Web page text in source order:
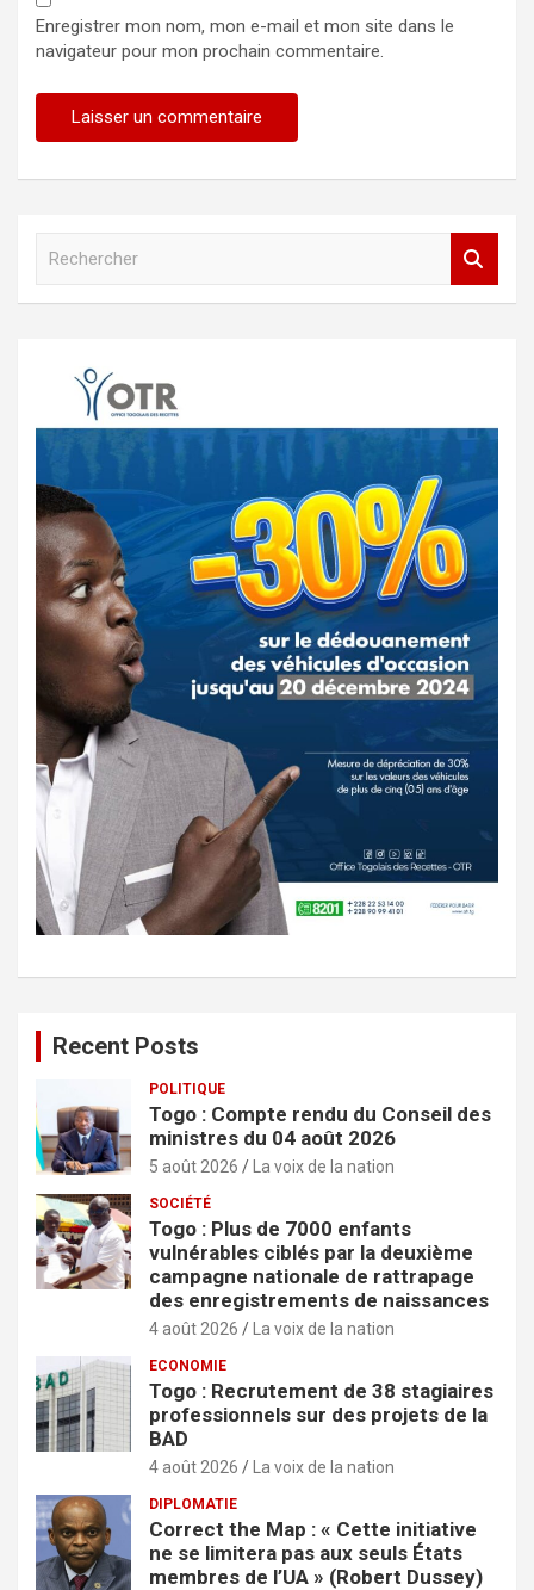
Enregistrer mon nom, mon e-mail et mon site dans le
navigateur pour mon prochain commentaire.
Recent Posts
POLITIQUE
Togo : Compte rendu du Conseil des
ministres du 04 août 2026
5 août 2026 La voix de la nation
SOCIÉTÉ
Togo : Plus de 7000 enfants
vulnérables ciblés par la deuxième
campagne nationale de rattrapage
des enregistrements de naissances
4 août 2026 La voix de la nation
ECONOMIE
Togo : Recrutement de 38 stagiaires
professionnels sur des projets de la
BAD
4 août 2026 La voix de la nation
DIPLOMATIE
Correct the Map : « Cette initiative
ne se limitera pas aux seuls États
membres de l’UA » (Robert Dussey)